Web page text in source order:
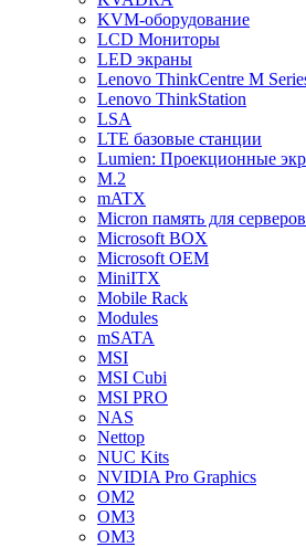
KVM-оборудование
LCD Мониторы
LED экраны
Lenovo ThinkCentre M
Lenovo ThinkStation
LSA
LTE базовые станции
Lumien: Проекционные
M.2
mATX
Micron память для серверов
Microsoft BOX
Microsoft OEM
MiniITX
Mobile Rack
Modules
mSATA
MSI
MSI Cubi
MSI PRO
NAS
Nettop
NUC Kits
NVIDIA Pro Graphics
OM2
OM3
OM3